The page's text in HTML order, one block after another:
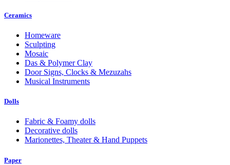
Ceramics
Homeware
Sculpting
Mosaic
Das & Polymer Clay
Door Signs, Clocks & Mezuzahs
Musical Instruments
Dolls
Fabric & Foamy dolls
Decorative dolls
Marionettes, Theater & Hand Puppets
Paper